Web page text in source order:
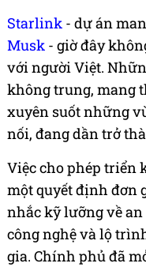
Starlink - dự án
Musk - giờ đây
với người Việt.
không trung, mang
xuyên suốt những
nối, đang dần trở
Việc cho phép triển
một quyết định đơn
nhắc kỹ lưỡng về
công nghệ và lộ
gia. Chính phủ đã